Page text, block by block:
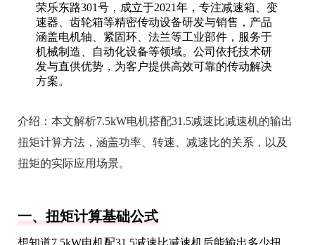
荣乐东路301号，成立于2021年，专注减速箱、变
速器、齿轮箱等精密传动设备研发与销售，产品
涵盖电机轴、紧固环、法兰等工业部件，服务于
机械制造、自动化设备等领域。公司依托技术研
发与直供优势，为客户提供高效可靠的传动解决
方案。
介绍： 本文解析7.5kW电机搭配31.5减速比减速机的输出
扭矩计算方法，涵盖功率、转速、减速比的关系，以及
扭矩的实际应用场景。
一、扭矩计算基础公式
想知道7.5kW电机配31.5减速比减速机后能输出多少扭